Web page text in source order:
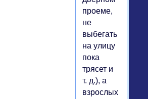
проеме,
не
выбегать
на улицу
пока
трясет и
т. д.), а
взрослых